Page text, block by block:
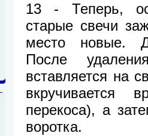
13 - Теперь,
старые свечи
место новые.
После
вставляется на
вкручивается
перекоса), а
воротка.